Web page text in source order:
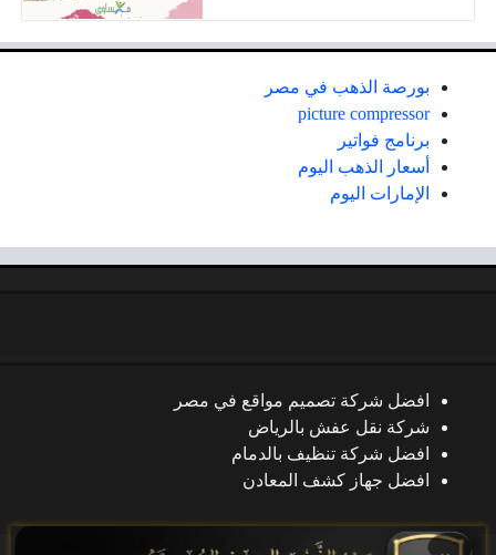
بورصة الذهب في مصر
picture compressor
برنامج فواتير
أسعار الذهب اليوم
الإمارات اليوم
افضل شركة تصميم مواقع في مصر
شركة نقل عفش بالرياض
افضل شركة تنظيف بالدمام
افضل جهاز كشف المعادن